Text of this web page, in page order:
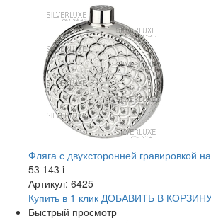
Фляга с двухсторонней гравировкой
53 143 i
Артикул: 6425
Купить в 1 клик ДОБАВИТЬ В
Быстрый просмотр